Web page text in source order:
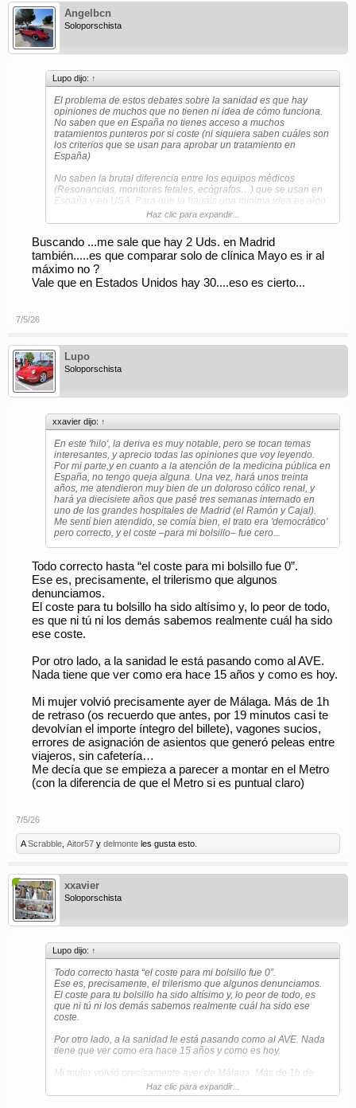
Angelbcn
Soloporschista
Lupo dijo: ↑
El problema de estos debates sobre la sanidad es que hay
opiniones de muchos que no tienen ni idea de cómo funciona.
No saben que en España no tienes acceso a muchos
tratamientos punteros por si coste (ni siquiera saben cuáles son
los criterios que se usan para aprobar un tratamiento en
España)
No saben la brutal diferencia entre los equipos médicos
(Resonancias, monitores fetales, ecógrafos…) que se usan en
España y en USA. Para que la hagáis una mínima idea es algo
parecido a los coches. En España el más vendido es el Dacia
Duster, en USA la Ford F150.
Si la marca X tiene una línea de ecógrafos de 5 modelos, el
90% de los que se venden en España son el 1 y 2 (siendo el 1
el más básico y por tanto barato) mientras que en USA el 1 no
se vende y el 90% de los instalados son el 4 y 5.
no dañar ningún otro tejido.
En España te tratarán con el que tengan te parezca bien o mal.
que te pone en España (en general) la SS son una basura que
no la financia. Pero no solo eso, es que el paciente no sabe ni
que existe otra infinitamente mejor porque el médico no te dice
otra que vale 1k que te puedes comprar si quieres.
Y así tienes a personas que llevan años durmiendo de mierda
porque tienen una CPAP de mierda
Por no hablar de las especializaciones. Un Hospital concreto
puede tener el mejor servicio de neurología de España y, en
cambio, el peor paritorio.
En USA puedes ir a un hospital para una cosa y a otro para
otra.
Aquí dejo algunos ejemplos de cómo allí los hospitales dan a
conocer a los pacientes sus equipamientos para “atraerlos”
Haz clic para expandir...
Buscando ...me sale que hay 2 Uds. en Madrid
también.....es que comparar solo de clínica Mayo es ir al
máximo no ?
Vale que en Estados Unidos hay 30....eso es cierto...
7/5/26
Lupo
Soloporschista
xxavier dijo: ↑
En este 'hilo', la deriva es muy notable, pero se tocan temas
interesantes, y aprecio todas las opiniones que voy leyendo.
Por mi parte,y en cuanto a la atención de la medicina pública en
España, no tengo queja alguna. Una vez, hará unos treinta
años, me atendieron muy bien de un doloroso cólico renal, y
hará ya diecisiete años que pasé tres semanas internado en
uno de los grandes hospitales de Madrid (el Ramón y Cajal).
Me sentí bien atendido, se comía bien, el trato era 'democrático'
pero correcto, y el coste –para mi bolsillo– fue cero...
Todo correcto hasta “el coste para mi bolsillo fue 0”.
Ese es, precisamente, el trilerismo que algunos
denunciamos.
El coste para tu bolsillo ha sido altísimo y, lo peor de todo,
es que ni tú ni los demás sabemos realmente cuál ha sido
ese coste.
Por otro lado, a la sanidad le está pasando como al AVE.
Nada tiene que ver como era hace 15 años y como es hoy.
Mi mujer volvió precisamente ayer de Málaga. Más de 1h
de retraso (os recuerdo que antes, por 19 minutos casi te
devolvían el importe íntegro del billete), vagones sucios,
errores de asignación de asientos que generó peleas entre
viajeros, sin cafetería…
Me decía que se empieza a parecer a montar en el Metro
(con la diferencia de que el Metro si es puntual claro)
7/5/26
AScrabble Aitor57 y delmonte les gusta esto.
xxavier
Soloporschista
Lupo dijo: ↑
Todo correcto hasta “el coste para mi bolsillo fue 0”.
Ese es, precisamente, el trilerismo que algunos denunciamos.
El coste para tu bolsillo ha sido altísimo y, lo peor de todo, es
que ni tú ni los demás sabemos realmente cuál ha sido ese
coste.
Por otro lado, a la sanidad le está pasando como al AVE. Nada
tiene que ver como era hace 15 años y como es hoy.
Mi mujer volvió precisamente ayer de Málaga. Más de 1h de
retraso (os recuerdo que antes, por 19 minutos casi te devolvían
el importe íntegro del billete), vagones sucios, errores de
Haz clic para expandir...